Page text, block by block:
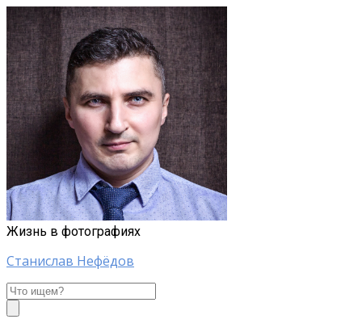
Жизнь в фотографиях
Станислав Нефёдов
Станислав
Нефёдов